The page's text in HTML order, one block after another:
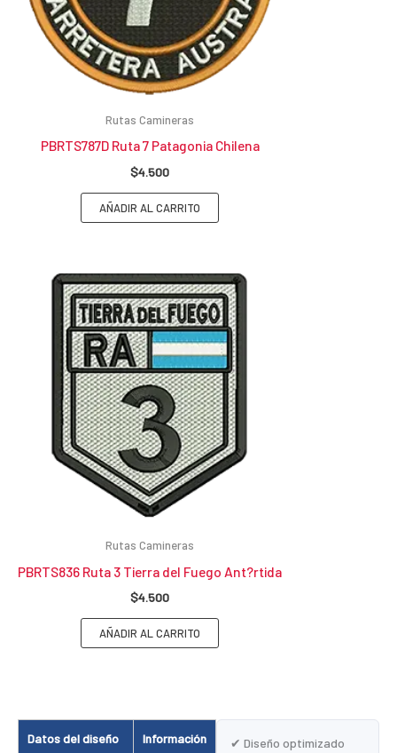
Datos del diseño Información
✔ Diseño optimizado
Rutas Camineras
PBRTS787D Ruta 7 Patagonia Chilena
$4.500
AÑADIR AL CARRITO
Rutas Camineras
PBRTS836 Ruta 3 Tierra del Fuego Ant?rtida
$4.500
AÑADIR AL CARRITO